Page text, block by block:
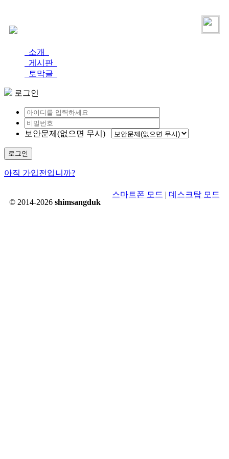
소개
게시판
토막글
로그인
보안문제(없으면 무시)
로그인
아직 가입전입니까?
© 2014-2026 shimsangduk
스마트폰 모드 | 데스크탑 모드